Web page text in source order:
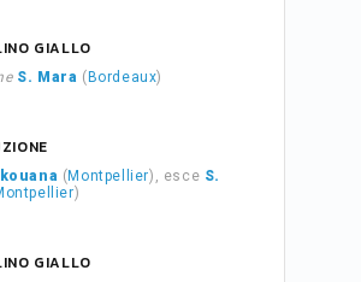
GIALLO
S. Mara ( Bordeaux)
( Montpellier), esce S.
)
GIALLO